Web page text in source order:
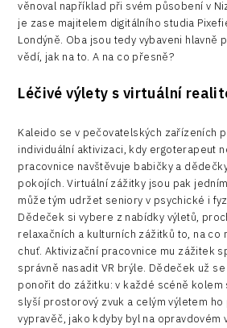
věnoval například při svém působení v
je zase majitelem digitálního studia
Londýně. Oba jsou tedy vybaveni hlavně
vědí, jak na to. A na co přesně?
Léčivé výlety s virtuální
Kaleido se v pečovatelských zařízeních
individuální aktivizaci, kdy ergoterapeut
pracovnice navštěvuje babičky a
pokojích. Virtuální zážitky jsou pak
může tým udržet seniory v psychické i
Dědeček si vybere z nabídky výletů,
relaxačních a kulturních zážitků to, na co
chuť. Aktivizační pracovnice mu zážitek
správně nasadit VR brýle. Dědeček už
ponořit do zážitku: v každé scéně kolem
slyší prostorový zvuk a celým výletem ho
vypravěč, jako kdyby byl na opravdovém